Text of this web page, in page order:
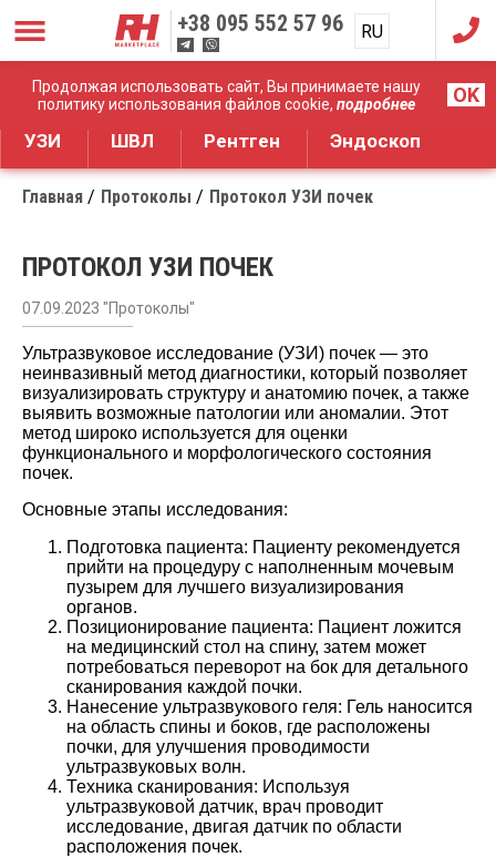
Продолжая использовать сайт, Вы принимаете нашу
политику использования файлов cookie, подробнее OK
+38 095 552 57 96 RU
UA
Дистрибуция медицинского оборудования
УЗИ ШВЛ Рентген Эндоскоп
Главная Протоколы Протокол УЗИ почек
ПРОТОКОЛ УЗИ ПОЧЕК
07.09.2023 "Протоколы"
Ультразвуковое исследование (УЗИ) почек — это
неинвазивный метод диагностики, который позволяет
визуализировать структуру и анатомию почек, а также
выявить возможные патологии или аномалии. Этот
метод широко используется для оценки
функционального и морфологического состояния
почек.
Основные этапы исследования:
Подготовка пациента: Пациенту рекомендуется
прийти на процедуру с наполненным мочевым
пузырем для лучшего визуализирования
органов.
Позиционирование пациента: Пациент ложится
на медицинский стол на спину, затем может
потребоваться переворот на бок для детального
сканирования каждой почки.
Нанесение ультразвукового геля: Гель наносится
на область спины и боков, где расположены
почки, для улучшения проводимости
ультразвуковых волн.
Техника сканирования: Используя
ультразвуковой датчик, врач проводит
исследование, двигая датчик по области
расположения почек.